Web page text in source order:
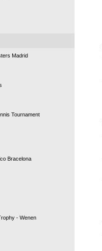
Madrid
Tournament
Bracelona
- Wenen